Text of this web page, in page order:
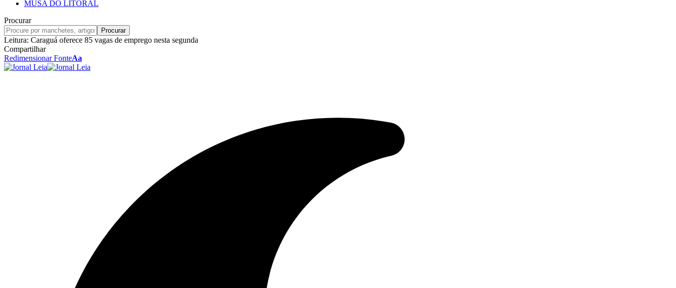
MUSA DO LITORAL
Procurar
Leitura: Caraguá oferece 85 vagas de emprego nesta segunda
Compartilhar
Redimensionar FonteAa